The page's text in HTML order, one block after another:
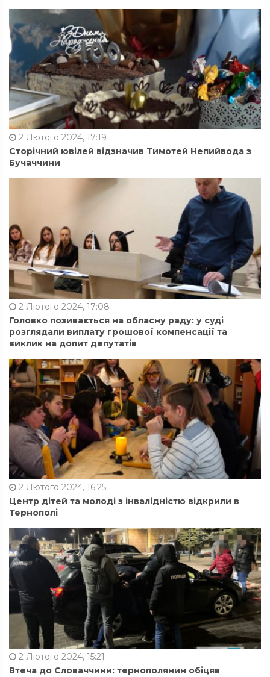
2 Лютого 2024, 17:19
Сторічний ювілей відзначив Тимотей Непийвода з
Бучаччини
2 Лютого 2024, 17:08
Головко позивається на обласну раду: у суді
розглядали виплату грошової компенсації та
виклик на допит депутатів
2 Лютого 2024, 16:25
Центр дітей та молоді з інвалідністю відкрили в
Тернополі
2 Лютого 2024, 15:21
Втеча до Словаччини: тернополянин обіцяв